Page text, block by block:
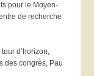
pour le Moyen-
de recherche
d’horizon,
des congrès, Pau